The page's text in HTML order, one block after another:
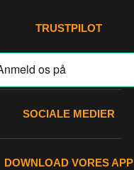
TRUSTPILOT
SOCIALE MEDIER
DOWNLOAD VORES APP